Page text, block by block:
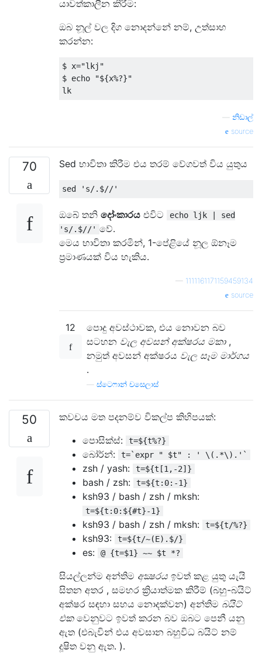
යාවත්කාලීන කිරීම:
ඔබ නූල් වල දිග නොදන්නේ නම්, උත්සාහ
කරන්න:
$ x="lkj"
$ echo
"${x%?}"
lk
නිඩාල්
source
70 Sed භාවිතා කිරීම එය තරම් වේගවත් විය යුතුය
sed 's/.$//'
ඔබේ තනි දෝංකාරය එවිට
echo ljk | sed
's/.$//' වේ.
මෙය භාවිතා කරමින්, 1-පේළියේ නූල ඕනෑම
ප්‍රමාණයක් විය හැකිය.
— 1111161171159459134
source
12
පොදු අවස්ථාවක, එය නොවන බව
සටහන වැල අවසන් අක්ෂරය මකා,
නමුත් අවසන් අක්ෂරය වැල සෑම මාර්ගය
.
ස්ටෙෆාන් චසෙලාස්
50
කවචය මත පදනම්ව විකල්ප කිහිපයක්:
පොසික්ස්:
t=${t%?}
බෝර්න්: t=`expr " $t" : ' \(.*\).'`
zsh / yash: t=${t[1,-2]}
bash / zsh: t=${t:0:-1}
ksh93 / bash / zsh / mksh:
t=${t:0:${#t}-1}
ksh93 / bash / zsh / mksh: t=${t/%?}
ksh93: t=${t/~(E).$/}
es: @ {t=$1} ~~ $t *?
සියල්ලන්ම අන්තිම අක්‍ෂරය ඉවත් කළ යුතු යැයි
සිතන අතර , සමහර ක්‍රියාත්මක කිරීම් (බහු-බයිට්
අක්ෂර සඳහා සහය නොදක්වන) අන්තිම බයිට්
එකවෙනුවට ඉවත් කරන බව ඔබට පෙනී යනු
ඇත (එබැවින් එය අවසාන බහුවිධ බයිට් නම්
දූෂිත වනු ඇත. ).